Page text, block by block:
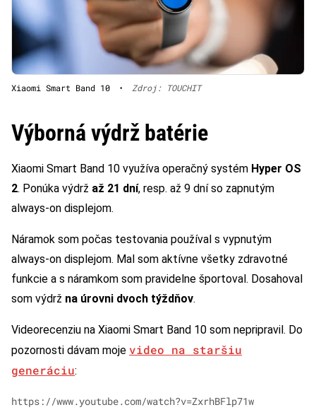
Xiaomi Smart Band 10 • Zdroj: TOUCHIT
Výborná výdrž batérie
Xiaomi Smart Band 10 využíva operačný systém Hyper OS
2. Ponúka výdrž až 21 dní, resp. až 9 dní so zapnutým
always-on displejom.
Náramok som počas testovania používal s vypnutým
always-on displejom. Mal som aktívne všetky zdravotné
funkcie a s náramkom som pravidelne športoval. Dosahoval
som výdrž na úrovni dvoch týždňov.
Videorecenziu na Xiaomi Smart Band 10 som nepripravil. Do
pozornosti dávam moje video na staršiu
generáciu:
https://www.youtube.com/watch?v=ZxrhBFlp71w